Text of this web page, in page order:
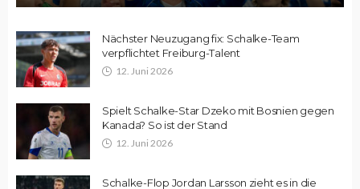
Nächster Neuzugang fix: Schalke-Team
verpflichtet Freiburg-Talent
12. Juni 2026
Spielt Schalke-Star Dzeko mit Bosnien gegen
Kanada? So ist der Stand
12. Juni 2026
Schalke-Flop Jordan Larsson zieht es in die